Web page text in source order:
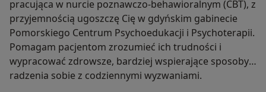
pracująca w nurcie poznawczo-behawioralnym (CBT), z
przyjemnością ugoszczę Cię w gdyńskim gabinecie
Pomorskiego Centrum Psychoedukacji i Psychoterapii.
Pomagam pacjentom zrozumieć ich trudności i
wypracować zdrowsze, bardziej wspierające sposoby
radzenia sobie z codziennymi wyzwaniami.